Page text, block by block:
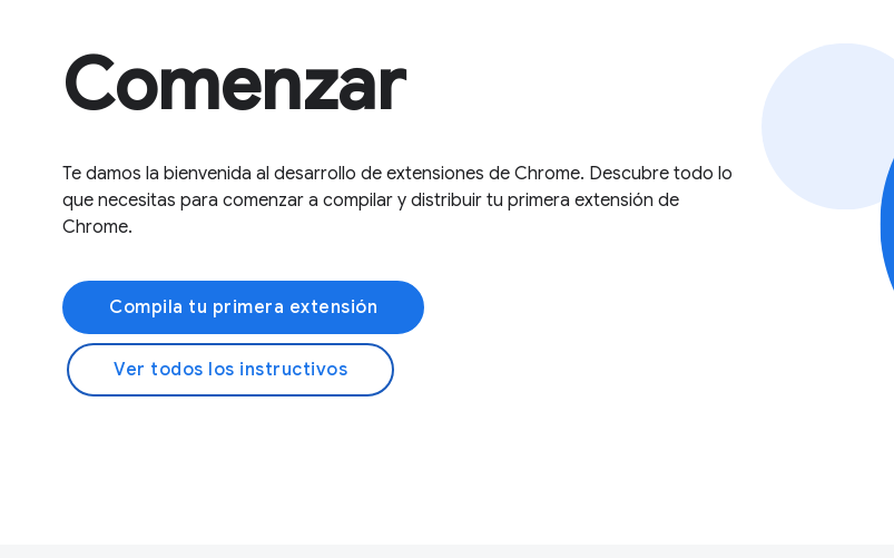
Comenzar
Te damos la bienvenida al desarrollo de extensiones de Chrome. Descubre todo lo
que necesitas para comenzar a compilar y distribuir tu primera extensión de
Chrome.
Compila tu primera extensión
Ver todos los instructivos